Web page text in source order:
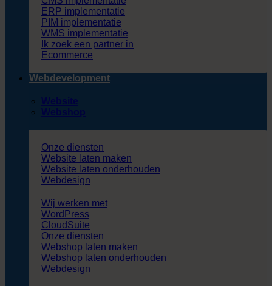
ERP implementatie
PIM implementatie
WMS implementatie
Ik zoek een partner in
Ecommerce
Webdevelopment
Website
Webshop
Onze diensten
Website laten maken
Website laten onderhouden
Webdesign
Wij werken met
WordPress
CloudSuite
Onze diensten
Webshop laten maken
Webshop laten onderhouden
Webdesign